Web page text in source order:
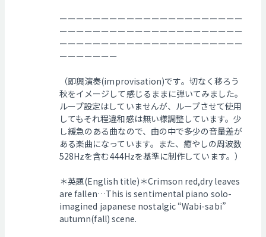
ーーーーーーーーーーーーーーーーーーーーーー
ーーーーーーーーーーーーーーーーーーーーーー
ーーーーーーーーーーーーーーーーーーーーーー
ーーーーーーー
（即興演奏(improvisation)です。切なく移ろう
秋をイメージして感じるままに弾いてみました。
ループ設定はしていませんが、ループさせて使用
してもそれ程違和感は無い様調整しています。少
し緩急のある曲なので、曲の中で多少の音量差が
ある楽曲になっています。また、癒やしの周波数
528Hzを含む444Hzを基準に制作しています。）
＊英題(English title)＊Crimson red,dry leaves
are fallen…This is sentimental piano solo-
imagined japanese nostalgic “Wabi-sabi”
autumn(fall) scene.